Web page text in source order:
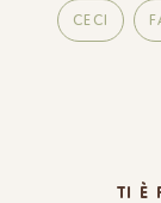
CECI
TI È